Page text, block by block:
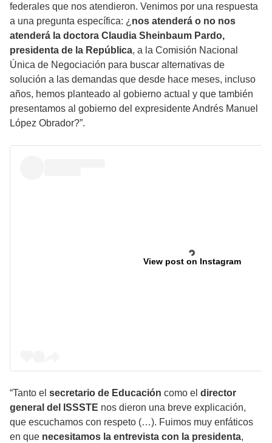
federales que nos atendieron. Venimos por una respuesta
a una pregunta específica: ¿ nos atenderá o no nos
atenderá la doctora Claudia Sheinbaum Pardo,
presidenta de la República, a la Comisión Nacional
Única de Negociación para buscar alternativas de
solución a las demandas que desde hace meses, incluso
años, hemos planteado al gobierno actual y que también
presentamos al gobierno del expresidente Andrés Manuel
López Obrador?”.
View post on Instagram
“Tanto el secretario de Educación como el director
general del ISSSTE nos dieron una breve explicación,
que escuchamos con respeto (…). Fuimos muy enfáticos
en que necesitamos la entrevista con la presidenta,